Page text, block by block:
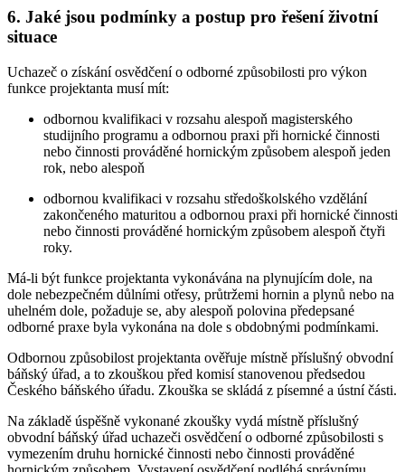
6. Jaké jsou podmínky a postup pro řešení životní
situace
Uchazeč o získání osvědčení o odborné způsobilosti pro výkon
funkce projektanta musí mít:
odbornou kvalifikaci v rozsahu alespoň magisterského
studijního programu a odbornou praxi při hornické činnosti
nebo činnosti prováděné hornickým způsobem alespoň jeden
rok, nebo alespoň
odbornou kvalifikaci v rozsahu středoškolského vzdělání
zakončeného maturitou a odbornou praxi při hornické činnosti
nebo činnosti prováděné hornickým způsobem alespoň čtyři
roky.
Má-li být funkce projektanta vykonávána na plynujícím dole, na
dole nebezpečném důlními otřesy, průtržemi hornin a plynů nebo na
uhelném dole, požaduje se, aby alespoň polovina předepsané
odborné praxe byla vykonána na dole s obdobnými podmínkami.
Odbornou způsobilost projektanta ověřuje místně příslušný obvodní
báňský úřad, a to zkouškou před komisí stanovenou předsedou
Českého báňského úřadu. Zkouška se skládá z písemné a ústní části.
Na základě úspěšně vykonané zkoušky vydá místně příslušný
obvodní báňský úřad uchazeči osvědčení o odborné způsobilosti s
vymezením druhu hornické činnosti nebo činnosti prováděné